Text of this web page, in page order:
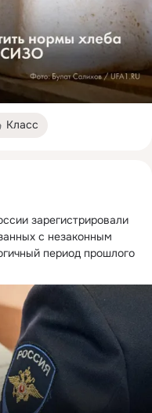
Класс
зарегистрировали
с незаконным
период прошлого